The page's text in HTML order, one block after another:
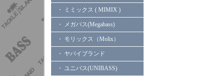
・ ミミックス ( MIMIX )
・ メガバス(Megabass)
・ モリックス（Molix）
・ ヤバイブランド
・ ユニバス(UNIBASS)